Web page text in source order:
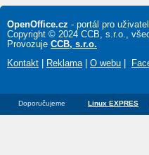
OpenOffice.cz - portál pro
Copyright © 2024 CCB, s.r.o.,
Provozuje CCB, s.r.o.
Kontakt
Reklama O webu
Doporučujeme Linux EXPRES